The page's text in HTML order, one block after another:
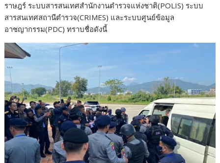
ราษฎร์ ระบบสารสนเทศสำนักงานตำรวจแห่งชาติ(POLIS) ระบบ
สารสนเทศสถานีตำรวจ(CRIMES) และระบบศูนย์ข้อมูล
อาชญากรรม(PDC) ทราบชื่อดังนี้